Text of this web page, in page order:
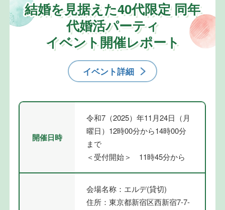
結婚を見据えた40代限定 同年
代婚活パーティ
イベント開催レポート
イベント詳細
開催日時
令和7（2025）年11月24日（月
曜日）12時00分から14時00分
まで
＜受付開始＞ 11時45分から
会場名称：エルデ(貸切)
住所：東京都新宿区西新宿7-7-